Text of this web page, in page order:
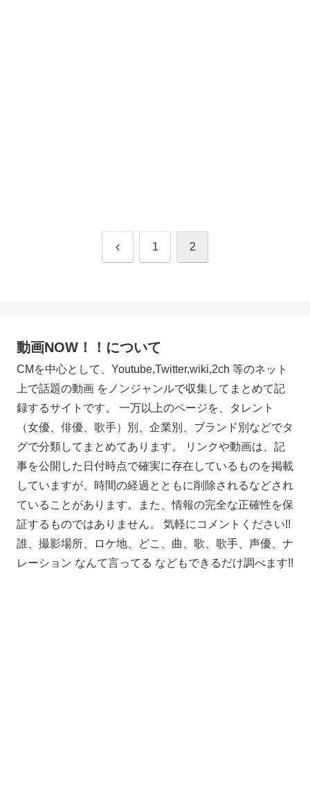
前 1 2
動画NOW！！について
CMを中心として、Youtube,Twitter,wiki,2ch 等のネット
上で話題の動画 をノンジャンルで収集してまとめて記
録するサイトです。 一万以上のページを、タレント
（女優、俳優、歌手）別、企業別、ブランド別などでタ
グで分類してまとめてあります。 リンクや動画は、記
事を公開した日付時点で確実に存在しているものを掲載
していますが、時間の経過とともに削除されるなどされ
ていることがあります。また、情報の完全な正確性を保
証するものではありません。 気軽にコメントください!!
誰、撮影場所、ロケ地、どこ、曲、歌、歌手、声優、ナ
レーション なんて言ってる などもできるだけ調べます!!